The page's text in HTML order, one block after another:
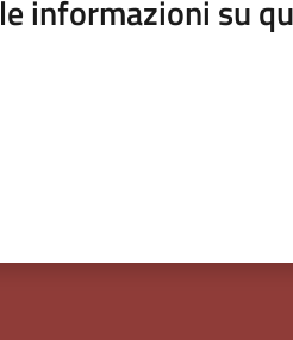
informazioni su